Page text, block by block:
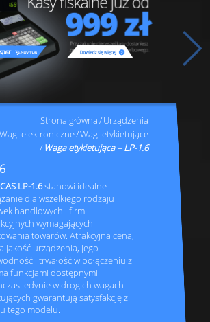
Strona główna Urządzenia
Wagi elektroniczne Wagi etykietujące
Waga etykietująca – LP-1.6
CAS LP-1.6stanowi idealne
dla wszelkiego rodzaju
handlowych i firm
wymagających
towarów. Atrakcyjna cena,
jakość urządzenia, jego
i trwałość w połączeniu z
funkcjami dostępnymi
jedynie w drogich wagach
gwarantują satysfakcję z
tego modelu.